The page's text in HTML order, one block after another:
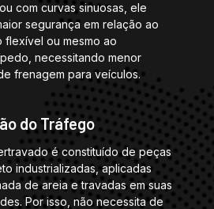
com curvas sinuosas, ele
segurança em relação ao
flexível ou mesmo ao
necessitando menor
frenagem para veículos.
do Tráfego
é constituído de peças
industrializadas, aplicadas
de areia e travadas em suas
Por isso, não necessita de